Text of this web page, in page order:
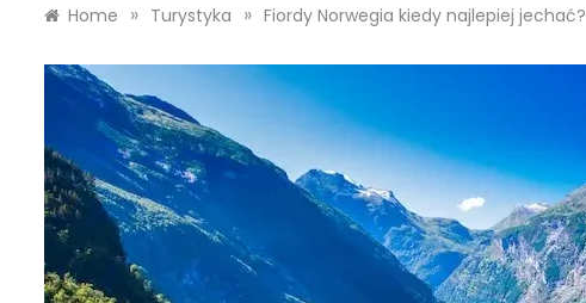
Home » Turystyka » Fiordy Norwegia kiedy najlepiej jechać?